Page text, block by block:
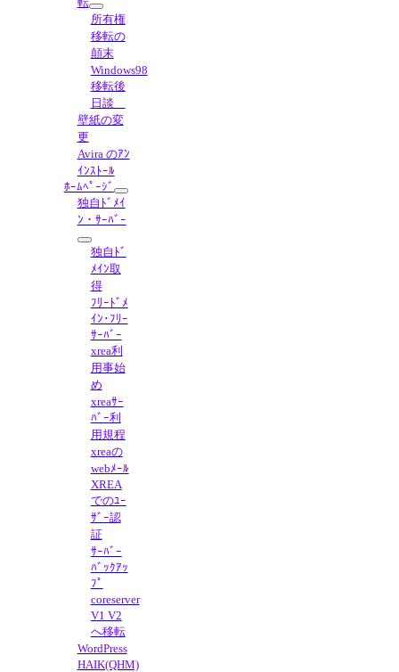
所有権
移転の
顛末
Windows98
移転後
日談
壁紙の変
更
Avira のｱﾝ
ｲﾝｽﾄｰﾙ
ﾎｰﾑﾍﾟｰｼﾞ
独自ﾄﾞﾒｲ
ﾝ・ｻｰﾊﾞｰ
独自ﾄﾞ
ﾒｲﾝ取
得
ﾌﾘｰﾄﾞﾒ
ｲﾝ･ﾌﾘｰ
ｻｰﾊﾞｰ
xrea利
用事始
め
xreaｻｰ
ﾊﾞｰ利
用規程
xreaの
webﾒｰﾙ
XREA
でのﾕｰ
ｻﾞｰ認
証
ｻｰﾊﾞｰ
ﾊﾞｯｸｱｯ
ﾌﾟ
coreserver
V1 V2
へ移転
WordPress
HAIK(QHM)